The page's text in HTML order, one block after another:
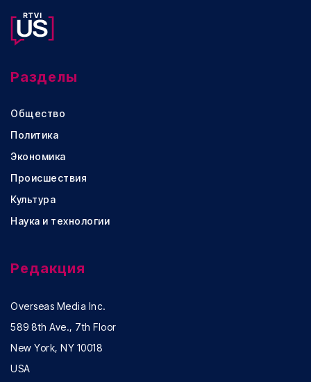
Разделы
Общество
Политика
Экономика
Происшествия
Культура
Наука и технологии
Редакция
Overseas Media Inc.
589 8th Ave., 7th Floor
New York, NY 10018
USA